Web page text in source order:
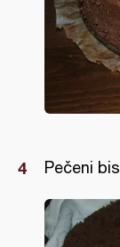
Pečeni